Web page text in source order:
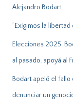
Alejandro Bodart
“Exigimos la
Elecciones 2025.
al pasado, apoyá al
Bodart apeló el
denunciar un